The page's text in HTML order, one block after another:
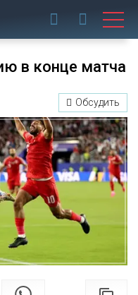
в конце матча
Обсудить